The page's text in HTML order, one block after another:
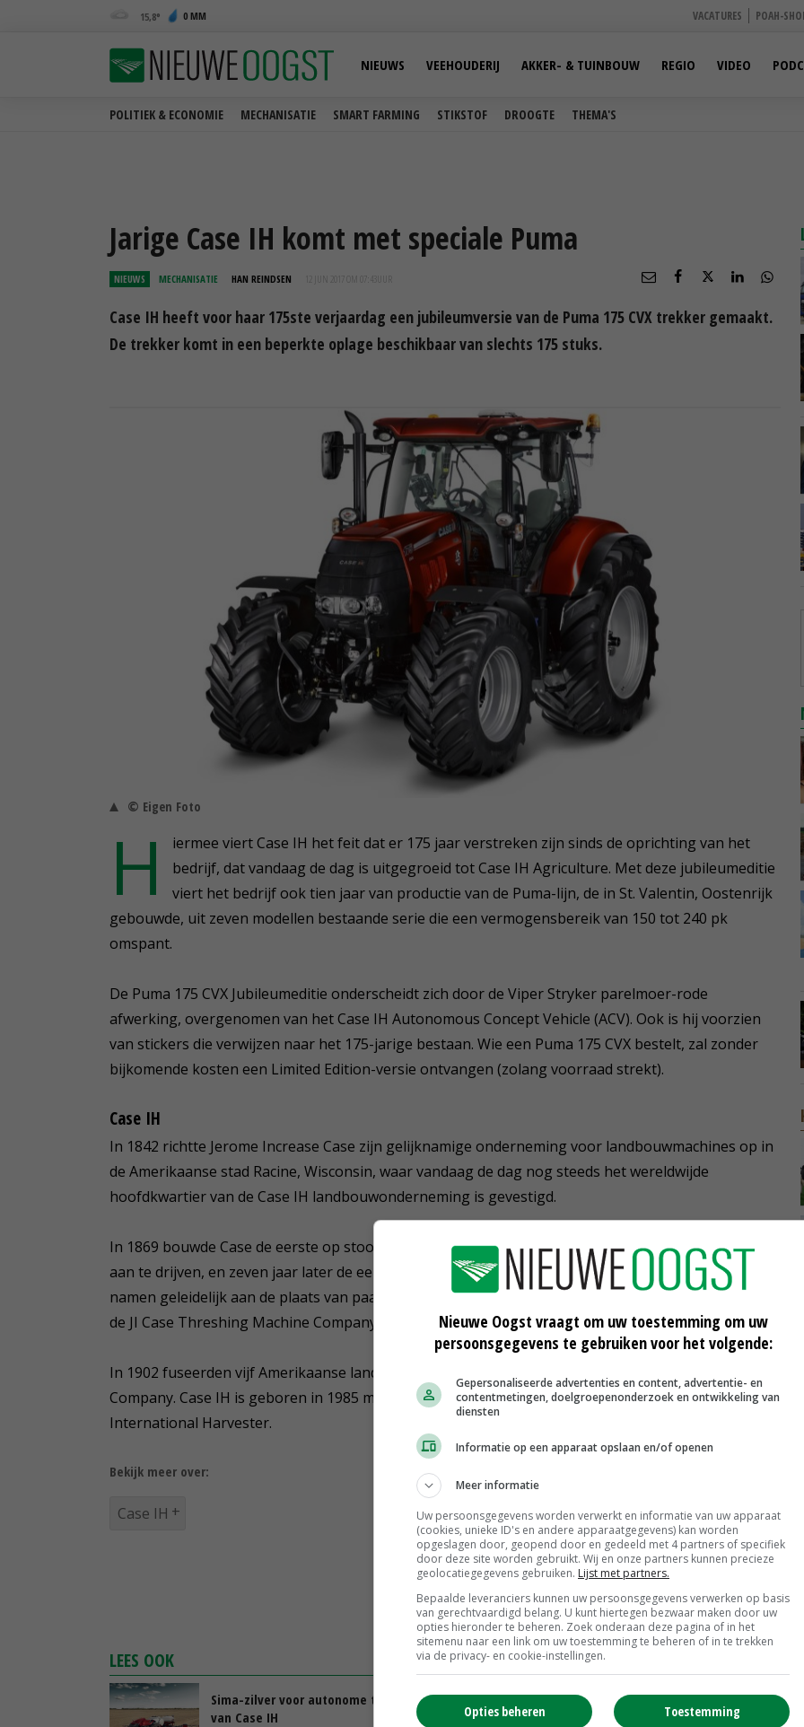
15,8 0 MM VACATURES POAH-
POLITIEK & ECONOMIE MECHANISATIE SMART FARMING STIKSTOF DROOGTE THEMA'S
NIEUWS VEEHOUDERIJ AKKER- & TUINBOUW REGIO VIDEO
Jarige Case IH komt met speciale Puma
NIEUWS MECHANISATIE HAN REINDSEN 12 JUN 2017 OM 07:43
Case IH heeft voor haar 175ste verjaardag een jubileumversie van de Puma 175 CVX trekker gemaakt.
De trekker komt in een beperkte oplage beschikbaar van slechts 175 stuks.
© Eigen Foto
H
iermee viert Case IH het feit dat er 175 jaar verstreken zijn sinds de oprichting van het
bedrijf, dat vandaag de dag is uitgegroeid tot Case IH Agriculture. Met deze jubileumeditie
viert het bedrijf ook tien jaar van productie van de Puma-lijn, de in St. Valentin, Oostenrijk
gebouwde, uit zeven modellen bestaande serie die een vermogensbereik van 150 tot 240 pk
omspant.
De Puma 175 CVX Jubileumeditie onderscheidt zich door de Viper Stryker parelmoer-rode
afwerking, overgenomen van het Case IH Autonomous Concept Vehicle (ACV). Ook is hij voorzien
van stickers die verwijzen naar het 175-jarige bestaan. Wie een Puma 175 CVX bestelt, zal zonder
bijkomende kosten een Limited Edition-versie ontvangen (zolang voorraad strekt).
Case IH
In 1842 richtte Jerome Increase Case zijn gelijknamige onderneming voor landbouwmachines op in
de Amerikaanse stad Racine, Wisconsin, waar vandaag de dag nog steeds het wereldwijde
hoofdkwartier van de Case IH landbouwonderneming is gevestigd.
In 1869 bouwde Case de eerste op stoom werkende trekker, ontworpen om stationaire werktuigen
aan te drijven, en zeven jaar later de eerste zelfrijdende trekker-stoommachine. Stoommachines
namen geleidelijk aan de plaats van paarden in voor het aandrijven van dorsmachines. In 1886 werd
de JI Case Threshing Machine Company de grootste producent van stoommachines ter wereld.
In 1902 fuseerden vijf Amerikaanse landbouwmachineproducenten in de International Harvester
Company. Case IH is geboren in 1985 met de aankoop door J I Case van de landbouwdivisie van
International Harvester.
Bekijk meer over:
Case IH
LEES OOK
Sima-zilver voor autonome trekker
van Case IH
Luxxum nieuw gezicht van Case IH
Nieuwe Oogst vraagt om uw toestemming om uw
persoonsgegevens te gebruiken voor het volgende:
Gepersonaliseerde advertenties en content, advertentie- en
contentmetingen, doelgroepenonderzoek en ontwikkeling van
diensten
Informatie op een apparaat opslaan en/of openen
Meer informatie
Uw persoonsgegevens worden verwerkt en informatie van uw apparaat
(cookies, unieke ID's en andere apparaatgegevens) kan worden
opgeslagen door, geopend door en gedeeld met 4 partners of specifiek
door deze site worden gebruikt. Wij en onze partners kunnen precieze
geolocatiegegevens gebruiken. Lijst met partners.
Bepaalde leveranciers kunnen uw persoonsgegevens verwerken op basis
van gerechtvaardigd belang. U kunt hiertegen bezwaar maken door uw
opties hieronder te beheren. Zoek onderaan deze pagina of in het
sitemenu naar een link om uw toestemming te beheren of in te trekken
via de privacy- en cookie-instellingen.
Toestemming
Opties beheren